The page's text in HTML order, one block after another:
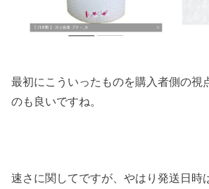
最初にこういったものを購入者側の視
のも良いですね。
速さに関してですが、やはり発送日時